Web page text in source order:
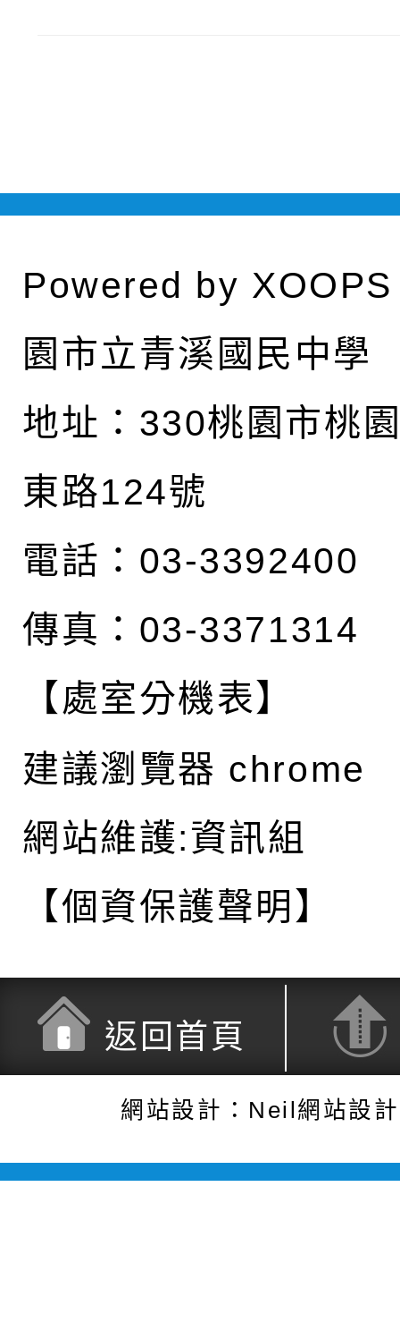
Powered by XOOPS
園市立青溪國民中學
地址： 330桃園市桃
東路124號
電話：03-3392400
傳真：03-3371314
【處室分機表】
建議瀏覽器 chrome
網站維護:資訊組
【個資保護聲明】
返回首頁
網站設計：Neil網站設